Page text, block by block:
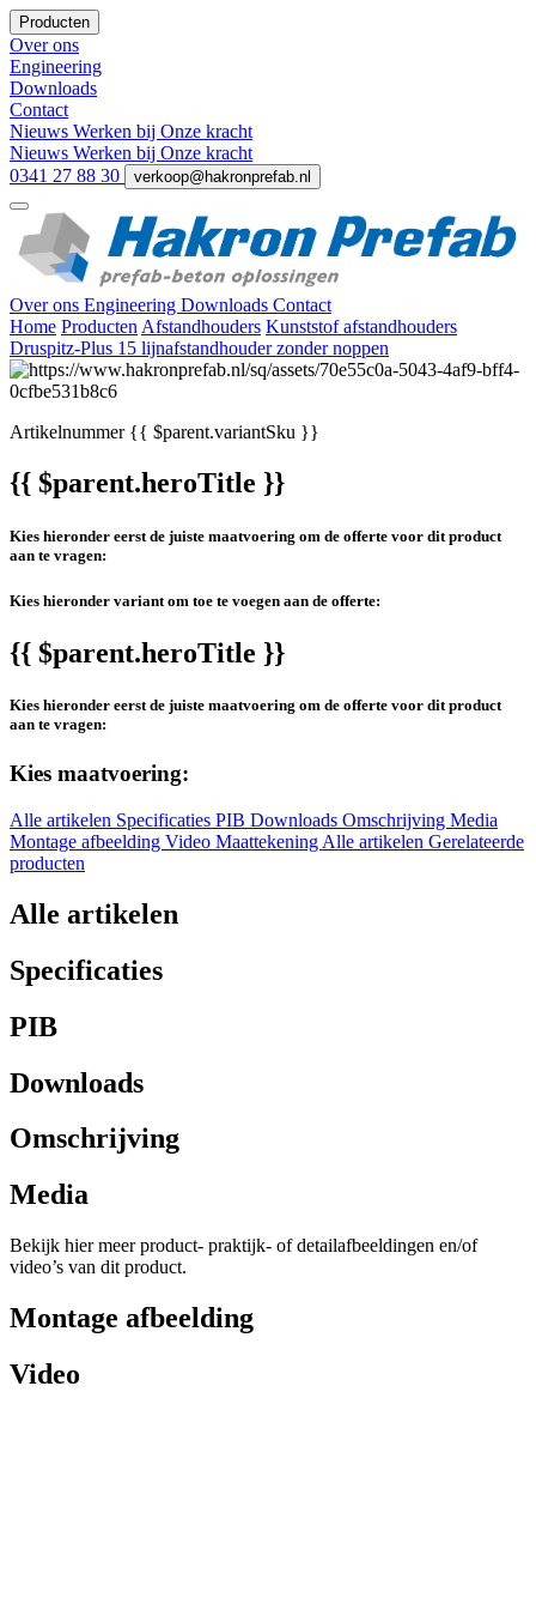
Producten
Over ons
Engineering
Downloads
Contact
Nieuws Werken bij Onze kracht
Nieuws Werken bij Onze kracht
0341 27 88 30
verkoop@hakronprefab.nl
Over ons Engineering Downloads Contact
Home ProductenAfstandhouders Kunststof afstandhouders
Druspitz-Plus 15 lijnafstandhouder zonder noppen
Artikelnummer{{ $parent.variantSku }}
{{ $parent.heroTitle }}
Kies hieronder eerst de juiste maatvoering om de offerte voor dit product
aan te vragen:
Kies hieronder variant om toe te voegen aan de offerte:
{{ $parent.heroTitle }}
Kies hieronder eerst de juiste maatvoering om de offerte voor dit product
aan te vragen:
Kies maatvoering:
Alle artikelen Specificaties PIB Downloads Omschrijving Media
Montage afbeelding Video Maattekening Alle artikelen Gerelateerde
producten
Alle artikelen
Specificaties
PIB
Downloads
Omschrijving
Media
Bekijk hier meer product- praktijk- of detailafbeeldingen en/of
video’s van dit product.
Montage afbeelding
Video